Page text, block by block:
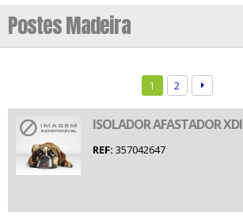
Postes Madeira
1 2
ISOLADOR AFASTADOR
REF: 357042647